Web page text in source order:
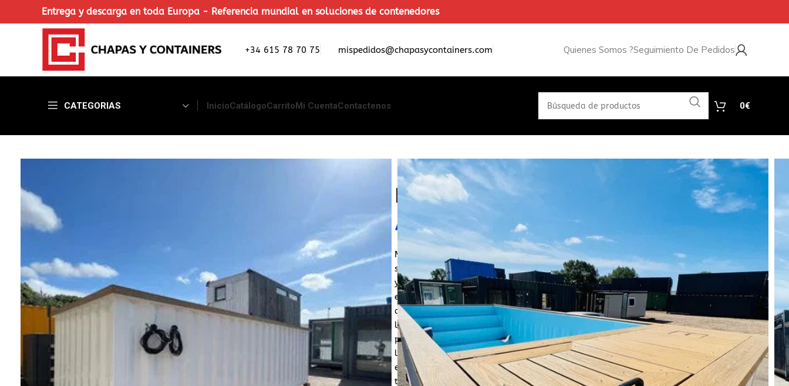
Entrega y descarga en toda Europa - Referencia mundial en soluciones de contenedores
+34 615 78 70 75 mispedidos@chapasycontainers.com Quienes Somos ?Seguimiento De Pedidos
CATEGORIAS InicioCatálogoCarritoMi CuentaContactenos 0€
PISCINA CONTENEDOR DE 20 PIES
4200€ ( Impuestos Incluidos)
Magníficas piscinas totalmente portátiles construidas con contenedor marítimo de una
solo viaje. Las piscinas contenedor están disponibles en longitudes de 6m/20ft, 9m/30ft
y 12m/ 40ft. Son 100% móviles y muy fáciles de instalar. La piscina contenedor está
estrechamente relacionada funcionalmente con cualquier piscina enterrada, pero su
diseño único y elegante envuelve la propia piscina en un contenedor de transporte en
lugar de en uno de hormigón. Podemos personalizar y acabar su piscina según sus
preferencias. Puede elegir personalmente el color exterior, la cubierta, el diseño del
liner, la iluminación y mucho más. Este modelo de piscina contenedor 6M Sport & Spa
en blanco glaciar quedará genial en cualquier entorno! Esta piscina sobre suelo
totalmente portátil está lista para su envío inmediato. Esta magnífica piscina